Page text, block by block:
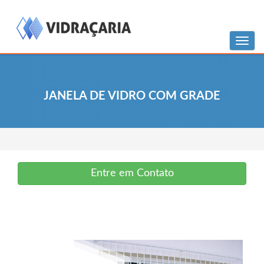
JANELA DE VIDRO COM GRADE
Menu
Entre em Contato